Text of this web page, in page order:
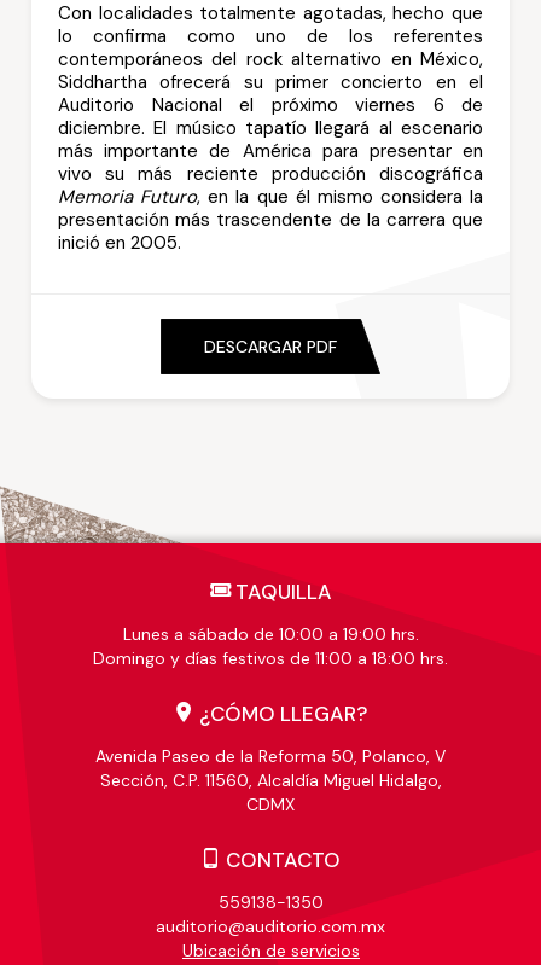
Con localidades totalmente agotadas, hecho que
lo confirma como uno de los referentes
contemporáneos del rock alternativo en México,
Siddhartha ofrecerá su primer concierto en el
Auditorio Nacional el próximo viernes 6 de
diciembre. El músico tapatío llegará al escenario
más importante de América para presentar en
vivo su más reciente producción discográfica
Memoria Futuro, en la que él mismo considera la
presentación más trascendente de la carrera que
inició en 2005.
DESCARGAR PDF
TAQUILLA
Lunes a sábado de 10:00 a 19:00 hrs.
Domingo y días festivos de 11:00 a 18:00 hrs.
¿CÓMO LLEGAR?
Avenida Paseo de la Reforma 50, Polanco, V
Sección, C.P. 11560, Alcaldía Miguel Hidalgo,
CDMX
CONTACTO
559138-1350
auditorio@auditorio.com.mx
Ubicación de servicios